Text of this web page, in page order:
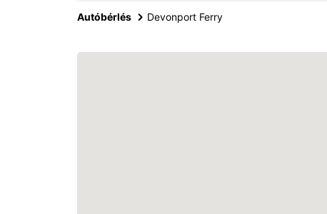
Autóbérlés Devonport Ferry